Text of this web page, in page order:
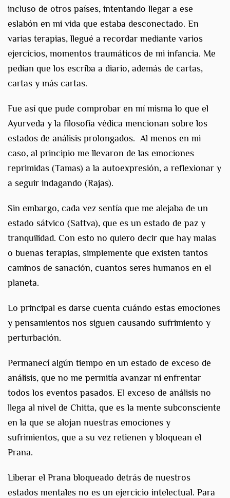
incluso de otros países, intentando llegar a ese
eslabón en mi vida que estaba desconectado. En
varias terapias, llegué a recordar mediante varios
ejercicios, momentos traumáticos de mi infancia. Me
pedían que los escriba a diario, además de cartas,
cartas y más cartas.
Fue así que pude comprobar en mí misma lo que el
Ayurveda y la filosofía védica mencionan sobre los
estados de análisis prolongados. Al menos en mi
caso, al principio me llevaron de las emociones
reprimidas (Tamas) a la autoexpresión, a reflexionar y
a seguir indagando (Rajas).
Sin embargo, cada vez sentía que me alejaba de un
estado sátvico (Sattva), que es un estado de paz y
tranquilidad. Con esto no quiero decir que hay malas
o buenas terapias, simplemente que existen tantos
caminos de sanación, cuantos seres humanos en el
planeta.
Lo principal es darse cuenta cuándo estas emociones
y pensamientos nos siguen causando sufrimiento y
perturbación.
Permanecí algún tiempo en un estado de exceso de
análisis, que no me permitía avanzar ni enfrentar
todos los eventos pasados. El exceso de análisis no
llega al nivel de Chitta, que es la mente subconsciente
en la que se alojan nuestras emociones y
sufrimientos, que a su vez retienen y bloquean el
Prana.
Liberar el Prana bloqueado detrás de nuestros
estados mentales no es un ejercicio intelectual. Para